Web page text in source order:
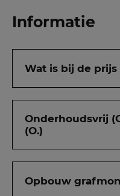
Informatie
Wat is bij de
Onderhoudsvrij
(O.)
Opbouw